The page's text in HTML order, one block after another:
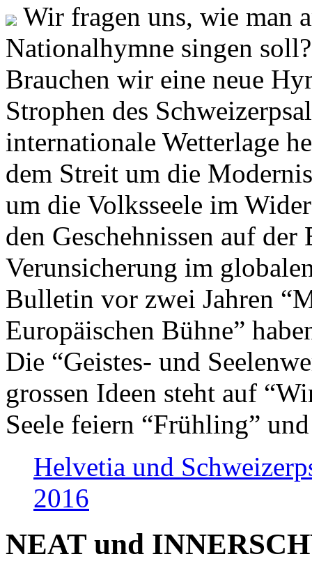
Wir fragen uns, wie man
Nationalhymne singen
Brauchen wir eine neue
Strophen des
internationale Wetterlage
dem Streit um die
um die Volksseele im
den Geschehnissen auf
Verunsicherung im
Bulletin vor zwei Jahren
Europäischen Bühne”
Die “Geistes- und
grossen Ideen steht auf
Seele feiern “Frühling”
Helvetia und
2016
NEAT und